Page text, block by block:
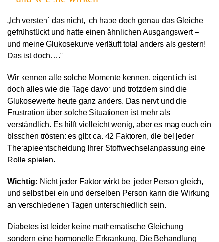
„Ich versteh` das nicht, ich habe doch genau das Gleiche
gefrühstückt und hatte einen ähnlichen Ausgangswert –
und meine Glukosekurve verläuft total anders als gestern!
Das ist doch….“
Wir kennen alle solche Momente kennen, eigentlich ist
doch alles wie die Tage davor und trotzdem sind die
Glukosewerte heute ganz anders. Das nervt und die
Frustration über solche Situationen ist mehr als
verständlich. Es hilft vielleicht wenig, aber es mag euch ein
bisschen trösten: es gibt ca. 42 Faktoren, die bei jeder
Therapieentscheidung Ihrer Stoffwechselanpassung eine
Rolle spielen.
Wichtig: Nicht jeder Faktor wirkt bei jeder Person gleich,
und selbst bei ein und derselben Person kann die Wirkung
an verschiedenen Tagen unterschiedlich sein.
Diabetes ist leider keine mathematische Gleichung
sondern eine hormonelle Erkrankung. Die Behandlung